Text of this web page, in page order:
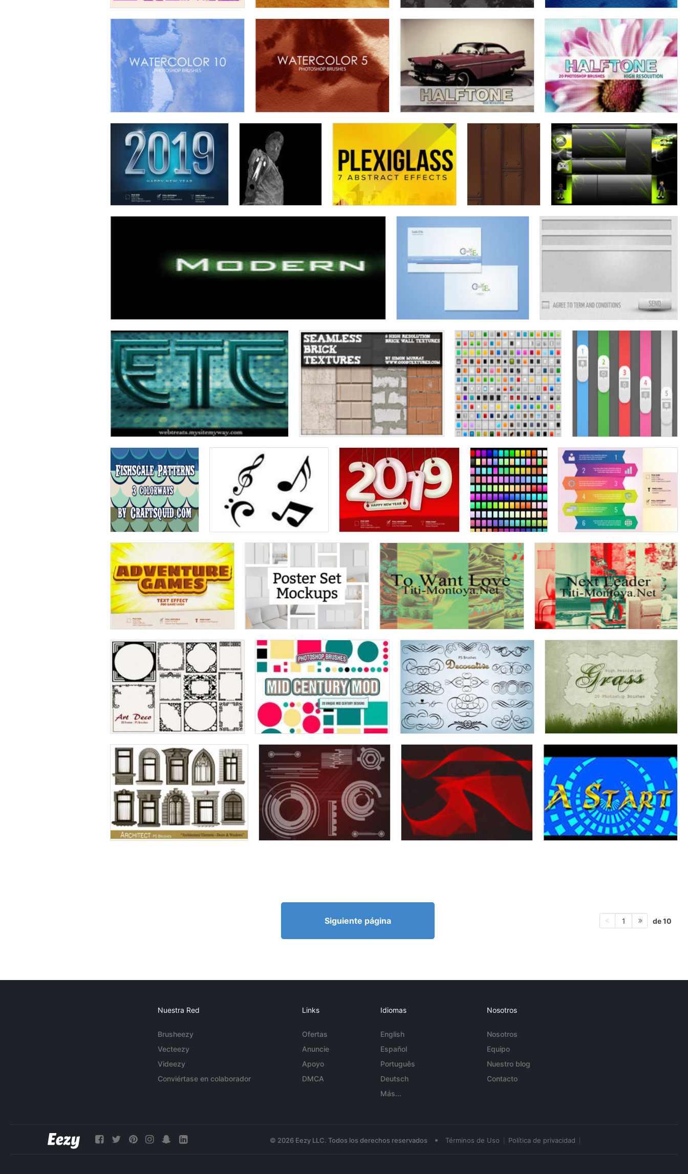
Siguiente página 1 de 10
Nuestra Red
Brusheezy
Vecteezy
Videezy
Conviértase en colaborador
Links
Ofertas
Anuncie
Apoyo
DMCA
Idiomas
English
Español
Português
Deutsch
Más...
Nosotros
Nosotros
Equipo
Nuestro blog
Contacto
© 2026 Eezy LLC. Todos los derechos reservados • Términos de Uso Política de privacidad